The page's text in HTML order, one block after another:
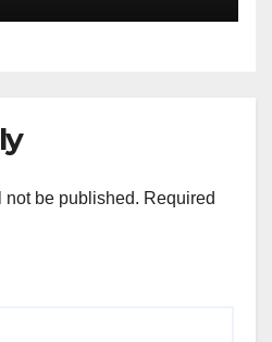
not be published. Required